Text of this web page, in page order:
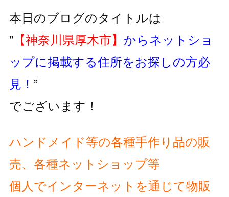
本日のブログのタイトルは
”【神奈川県厚木市】 からネットショ
ップに掲載する住所をお探しの方必
見！ ”
でございます！
ハンドメイド等の各種手作り品の販
売、各種ネットショップ等
個人でインターネットを通じて物販